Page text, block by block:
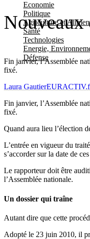
Economie
Politique
Agriculture et
Santé
Technologies
Energie,
Défense
Nouveaux
Fin janvier, l’Assemblée
fixé.
Laura Gautier
Fin janvier, l’Assemblée
fixé.
Quand aura lieu l’élection
L’entrée en vigueur du
s’accorder sur la date de
Le rapporteur doit être
l’Assemblée nationale.
Un dossier qui traîne
Autant dire que cette
Adopté le 23 juin 2010, il